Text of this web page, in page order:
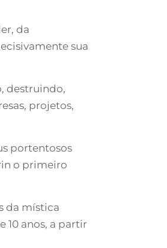
da
sua
destruindo,
projetos,
portentosos
o primeiro
da mística
10 anos, a partir